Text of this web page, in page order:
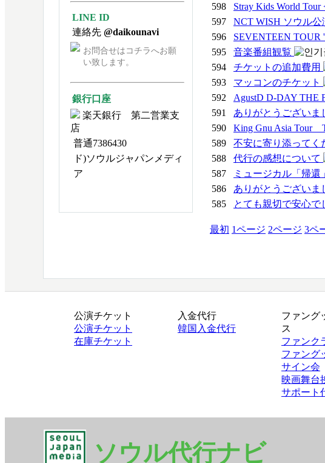
LINE ID
連絡先 @daikounavi
お問合せはコチラへお願
い致します。
銀行口座
楽天銀行 第二営業支
店
普通7386430
ド)ソウルジャパンメディ
ア
598
Stray Kids World
597
NCT WISH ソウル公
596
SEVENTEEN
595
音楽番組観覧
594
チケットの追加費用
593
マッコンのチケット
592
AgustD D-DAY THE
591
ありがとうござい
590
King Gnu Asia Tour
589
不安に寄り添ってく
588
代行の感想について
587
ミュージカル「帰還
586
ありがとうございま
585
とても親切で安心で
最初 1ページ 2ページ 3ペ
公演チケット
公演チケット
在庫チケット
入金代行
韓国入金代行
ファング
ス
ファンク
ファング
サイン会
映画舞台
サポート
ソウル代行ナビ